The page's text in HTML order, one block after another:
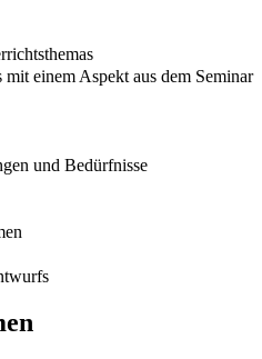
einem Aspekt aus dem Seminar
und Bedürfnisse